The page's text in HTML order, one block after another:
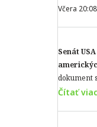
Včera 20:08
Senát
dokument
Čítať viac